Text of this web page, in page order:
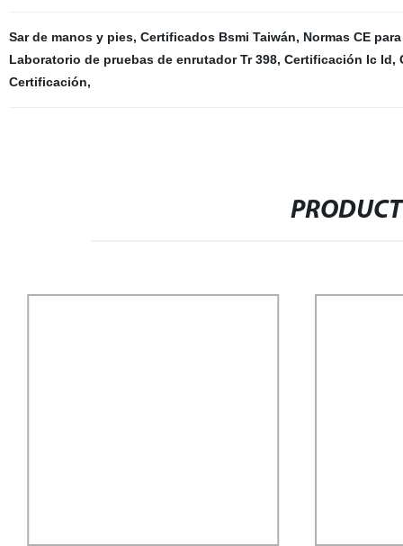
Sar de manos y pies, Certificados Bsmi Taiwán, Normas CE
Laboratorio de pruebas de enrutador Tr 398, Certificación Ic Id,
Certificación,